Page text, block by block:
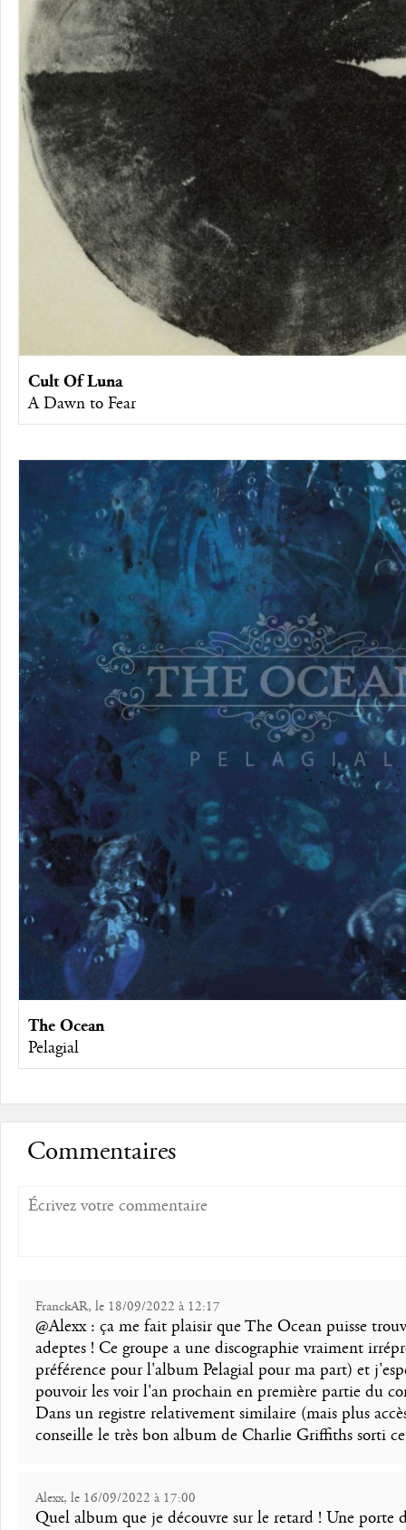
Cult Of Luna
A Dawn to Fear
The Ocean
Pelagial
Commentaires
FranckAR, le 18/09/2022 à 12:17
@Alexx : ça me fait plaisir que The Ocean puisse
adeptes ! Ce groupe a une discographie vraiment
préférence pour l'album Pelagial pour ma part) et
pouvoir les voir l'an prochain en première partie du
Dans un registre relativement similaire (mais plus
conseille le très bon album de Charlie Griffiths sorti
Alexx, le 16/09/2022 à 17:00
Quel album que je découvre sur le retard ! Une porte